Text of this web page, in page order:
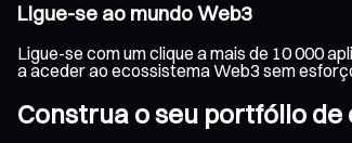
Ligue-se ao mundo Web3
Ligue-se com um clique a mais de 10 000
a aceder ao ecossistema Web3 sem
Construa o seu portfólio